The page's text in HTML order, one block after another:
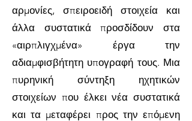
αρμονίες, σπειροειδή στοιχεία και
άλλα συστατικά προσδίδουν στα
«αιρπλιγχμένα» έργα την
αδιαμφισβήτητη υπογραφή τους. Μια
πυρηνική σύντηξη ηχητικών
στοιχείων που έλκει νέα συστατικά
και τα μεταφέρει προς την επόμενη